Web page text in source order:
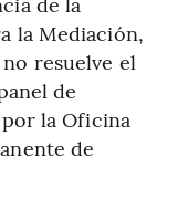
la Mediación,
resuelve el
de
la Oficina
de